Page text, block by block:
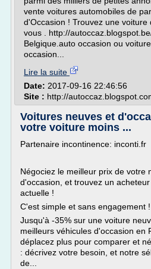
vente voitures automobiles de
d'Occasion ! Trouvez une
vous . http://
Belgique.auto occasion ou
occasion...
Lire la suite
Date: 2017-09-16 22:46:56
Site : http://
Voitures neuves et
votre voiture moins ...
Partenaire incontinence: inconti.fr
Négociez le meilleur prix de votre
d'occasion, et trouvez un
actuelle !
C'est simple et sans engagement !
Jusqu'à -35% sur une voiture
meilleurs véhicules d'occasion en
déplacez plus pour comparer et
: décrivez votre besoin, et notre
de...